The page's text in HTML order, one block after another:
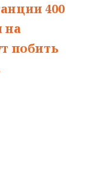
400
на
побить